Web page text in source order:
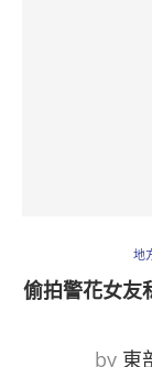
地
偷拍警花女
by 東